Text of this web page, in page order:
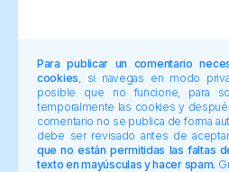
Para publicar un comentario
cookies , si navegas en modo
posible que no funcione, para
temporalmente las cookies y
comentario no se publica de forma
debe ser revisado antes de
que no están permitidas las faltas
texto en mayúsculas y hacer spam.